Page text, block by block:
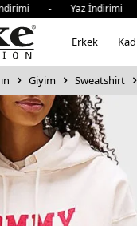
- Yaz
Erkek
Giyim Sweatshirt